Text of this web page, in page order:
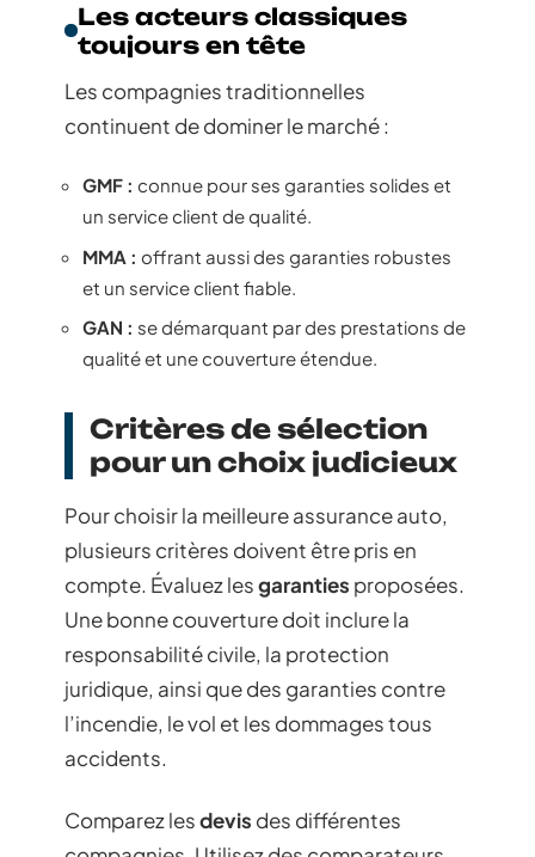
Les acteurs classiques
toujours en tête
Les compagnies traditionnelles
continuent de dominer le marché :
GMF : connue pour ses garanties solides et
un service client de qualité.
MMA : offrant aussi des garanties robustes
et un service client fiable.
GAN : se démarquant par des prestations de
qualité et une couverture étendue.
Critères de sélection
pour un choix judicieux
Pour choisir la meilleure assurance auto,
plusieurs critères doivent être pris en
compte. Évaluez lesgaranties proposées.
Une bonne couverture doit inclure la
responsabilité civile, la protection
juridique, ainsi que des garanties contre
l’incendie, le vol et les dommages tous
accidents.
Comparez lesdevis des différentes